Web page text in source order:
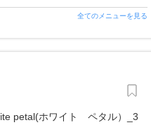
全てのメニューを見る